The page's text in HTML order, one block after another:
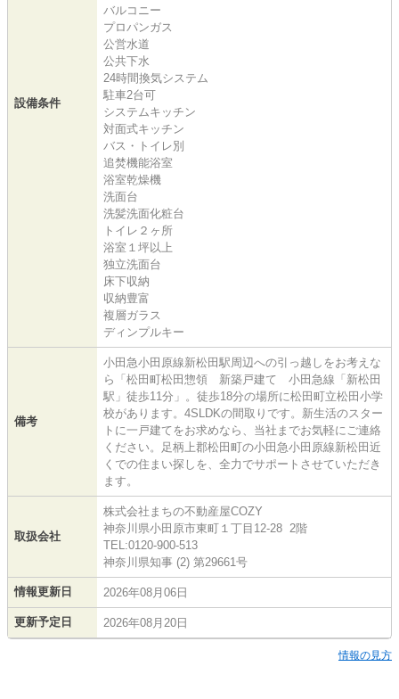
設備条件
バルコニー
プロパンガス
公営水道
公共下水
24時間換気システム
駐車2台可
システムキッチン
対面式キッチン
バス・トイレ別
追焚機能浴室
浴室乾燥機
洗面台
洗髪洗面化粧台
トイレ２ヶ所
浴室１坪以上
独立洗面台
床下収納
収納豊富
複層ガラス
ディンプルキー
備考
小田急小田原線新松田駅周辺への引っ越しをお考えな
ら「松田町松田惣領 新築戸建て 小田急線「新松田
駅」徒歩11分」。徒歩18分の場所に松田町立松田小学
校があります。4SLDKの間取りです。新生活のスター
トに一戸建てをお求めなら、当社までお気軽にご連絡
ください。足柄上郡松田町の小田急小田原線新松田近
くでの住まい探しを、全力でサポートさせていただき
ます。
取扱会社
株式会社まちの不動産屋COZY
神奈川県小田原市東町１丁目12-28 2階
TEL:0120-900-513
神奈川県知事 (2) 第29661号
情報更新日 2026年08月06日
更新予定日 2026年08月20日
情報の見方